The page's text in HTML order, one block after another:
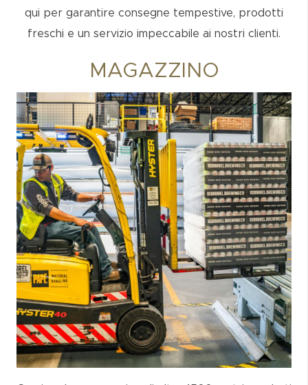
qui per garantire consegne tempestive, prodotti
freschi e un servizio impeccabile ai nostri clienti.
MAGAZZINO